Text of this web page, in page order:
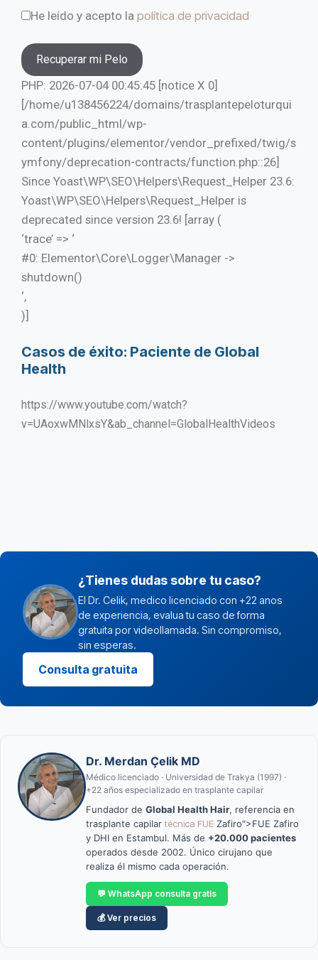
He leído y acepto la política de privacidad
PHP: 2026-07-04 00:45:45 [notice X 0]
[/home/u138456224/domains/trasplantepeloturqui
a.com/public_html/wp-
content/plugins/elementor/vendor_prefixed/twig/s
ymfony/deprecation-contracts/function.php::26]
Since Yoast\WP\SEO\Helpers\Request_Helper 23.6:
Yoast\WP\SEO\Helpers\Request_Helper is
deprecated since version 23.6! [array (
‘trace’ => ‘
#0: Elementor\Core\Logger\Manager ->
shutdown()
‘,
)]
Casos de éxito: Paciente de Global
Health
https://www.youtube.com/watch?
v=UAoxwMNlxsY&ab_channel=GlobalHealthVideos
¿Tienes dudas sobre tu caso?
El Dr. Celik, medico licenciado con +22 anos
de experiencia, evalua tu caso de forma
gratuita por videollamada. Sin compromiso,
sin esperas.
Consulta gratuita
Dr. Merdan Çelik MD
Médico licenciado · Universidad de Trakya (1997) ·
+22 años especializado en trasplante capilar
Fundador de Global Health Hair, referencia en
trasplante capilar técnica FUE Zafiro">FUE Zafiro
y DHI en Estambul. Más de +20.000 pacientes
operados desde 2002. Único cirujano que
realiza él mismo cada operación.
💬 WhatsApp consulta gratis
💰 Ver precios